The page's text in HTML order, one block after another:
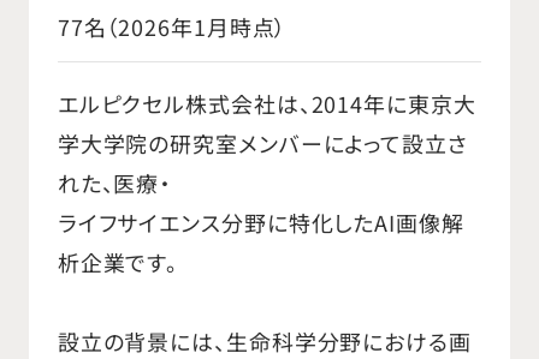
77名（2026年1月時点）
エルピクセル株式会社は、2014年に東京大
学大学院の研究室メンバーによって設立さ
れた、医療・
ライフサイエンス分野に特化したAI画像解
析企業です。
設立の背景には、生命科学分野における画